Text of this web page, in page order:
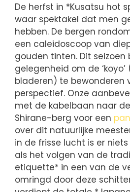
De herfst in *Kusatsu hot
waar spektakel dat men
hebben. De bergen
een caleidoscoop van
gouden tinten. Dit
gelegenheid om de
bladeren) te bewonderen
perspectief. Onze
met de kabelbaan naar
Shirane-berg voor een
over dit natuurlijke
in de frisse lucht is er
als het volgen van de
etiquette* in een van de
omringd door deze